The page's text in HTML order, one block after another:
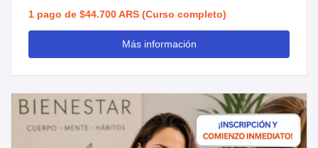
1 pago de $44.700 ARS (Curso completo)
Más información